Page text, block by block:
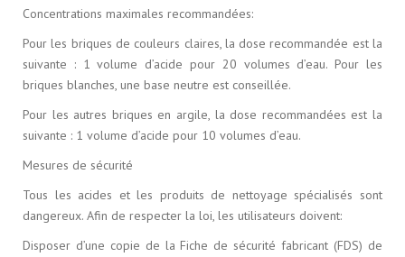
Concentrations maximales recommandées:
Pour les briques de couleurs claires, la dose recommandée est la
suivante : 1 volume d’acide pour 20 volumes d’eau. Pour les
briques blanches, une base neutre est conseillée.
Pour les autres briques en argile, la dose recommandées est la
suivante : 1 volume d’acide pour 10 volumes d’eau.
Mesures de sécurité
Tous les acides et les produits de nettoyage spécialisés sont
dangereux. Afin de respecter la loi, les utilisateurs doivent:
Disposer d’une copie de la Fiche de sécurité fabricant (FDS) de